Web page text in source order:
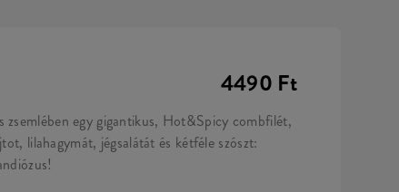
4490 Ft
zsemlében egy gigantikus, Hot&Spicy combfilét,
lilahagymát, jégsalátát és kétféle szószt: